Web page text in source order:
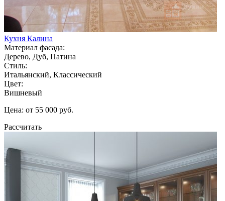
Кухня Калина
Материал фасада:
Дерево, Дуб, Патина
Стиль:
Итальянский, Классический
Цвет:
Вишневый
Цена: от 55 000 руб.
Рассчитать